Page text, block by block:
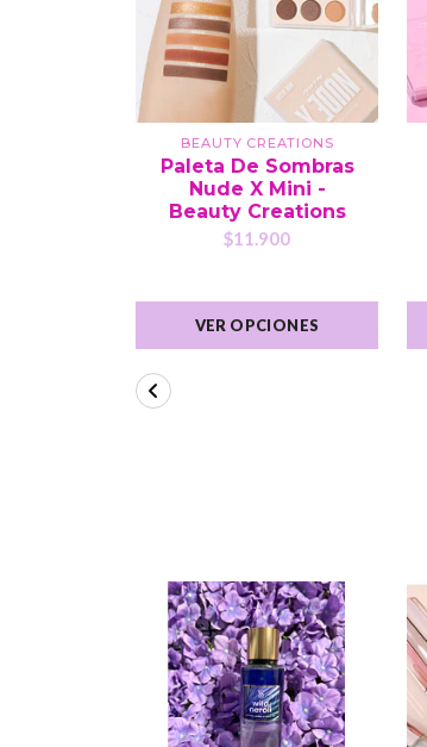
BEAUTY CREATIONS
Paleta De Sombras
Nude X Mini -
Beauty Creations
$11.900
VER OPCIONES